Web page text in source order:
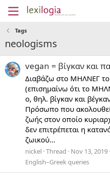
Tags
neologisms
vegan = βίγκαν και
Διαβάζω στο ΜΗΛΝΕΓ
(επισημαίνω ότι το
ο, θηλ. βίγκαν και
Πρόσωπο που
ζωής στον οποίο
δεν επιτρέπεται η
ζωικού...
nickel Thread Nov 13, 2019
English–Greek queries